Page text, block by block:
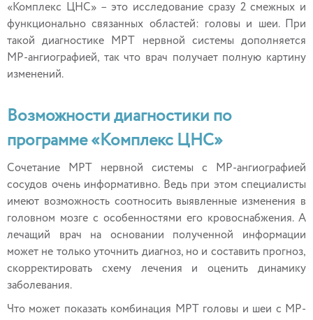
«Комплекс ЦНС» – это исследование сразу 2 смежных и
функционально связанных областей: головы и шеи. При
такой диагностике МРТ нервной системы дополняется
МР-ангиографией, так что врач получает полную картину
изменений.
Возможности диагностики по
программе «Комплекс ЦНС»
Сочетание МРТ нервной системы с МР-ангиографией
сосудов очень информативно. Ведь при этом специалисты
имеют возможность соотносить выявленные изменения в
головном мозге с особенностями его кровоснабжения. А
лечащий врач на основании полученной информации
может не только уточнить диагноз, но и составить прогноз,
скорректировать схему лечения и оценить динамику
заболевания.
Что может показать комбинация МРТ головы и шеи с МР-